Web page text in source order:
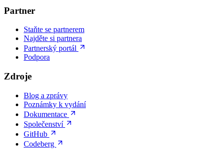
Partner
Staňte se partnerem
Najděte si partnera
Partnerský portál
Podpora
Zdroje
Blog a zprávy
Poznámky k vydání
Dokumentace
Společenství
GitHub
Codeberg